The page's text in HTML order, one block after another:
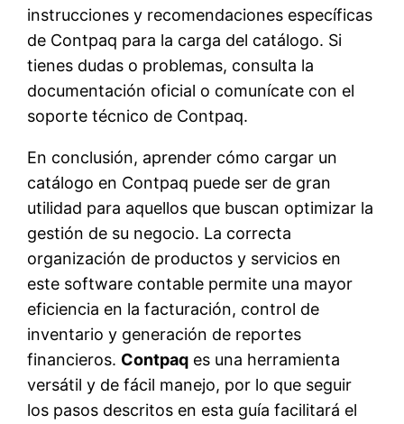
instrucciones y recomendaciones específicas
de Contpaq para la carga del catálogo. Si
tienes dudas o problemas, consulta la
documentación oficial o comunícate con el
soporte técnico de Contpaq.
En conclusión, aprender cómo cargar un
catálogo en Contpaq puede ser de gran
utilidad para aquellos que buscan optimizar la
gestión de su negocio. La correcta
organización de productos y servicios en
este software contable permite una mayor
eficiencia en la facturación, control de
inventario y generación de reportes
financieros. Contpaq es una herramienta
versátil y de fácil manejo, por lo que seguir
los pasos descritos en esta guía facilitará el